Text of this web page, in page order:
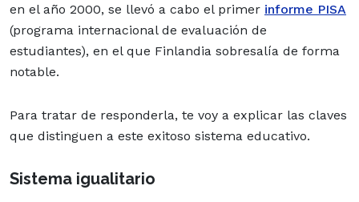
en el año 2000, se llevó a cabo el primer informe PISA
(programa internacional de evaluación de
estudiantes), en el que Finlandia sobresalía de forma
notable.
Para tratar de responderla, te voy a explicar las claves
que distinguen a este exitoso sistema educativo.
Sistema igualitario